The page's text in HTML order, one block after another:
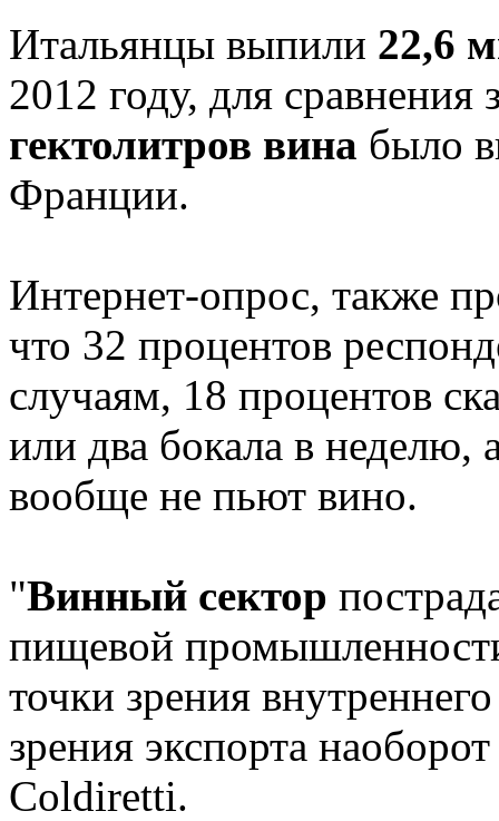
Итальянцы выпили 22,6
2012 году, для сравнения
гектолитров вина было
Франции.
Интернет-опрос, также
что 32 процентов
случаям, 18 процентов
или два бокала в неделю,
вообще не пьют вино.
"Винный сектор
пищевой
точки зрения
зрения экспорта
Coldiretti.